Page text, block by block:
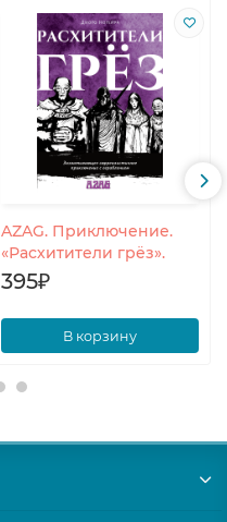
AZAG. Приключение.
«Расхитители грёз».
395₽
В корзину